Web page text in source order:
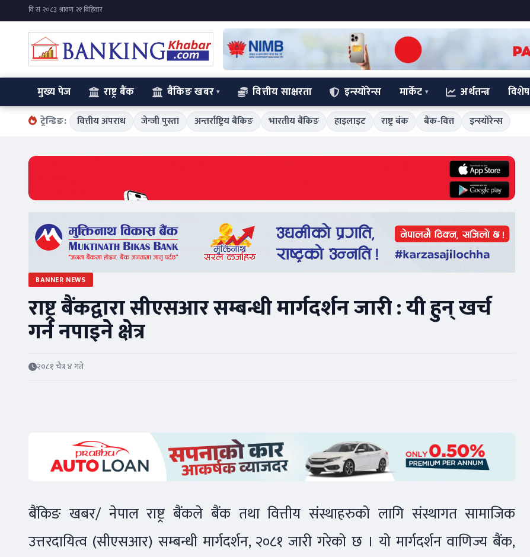
मुख्य पेज राष्ट्र बैंक बैंकिङ खबर वित्तीय साक्षरता इन्स्योरेन्स मार्केट अर्थतन्त्र विशेष
ट्रेन्डिङ: वित्तीय अपराध जेन्जी पुस्ता अन्तर्राष्ट्रिय बैंकिङ भारतीय बैंकिङ हाइलाइट राष्ट्र बंक बैंक-वित्त इन्स्योरेन्स
BANNER NEWS
राष्ट्र बैंकद्वारा सीएसआर सम्बन्धी मार्गदर्शन जारी : यी हुन् खर्च
गर्न नपाइने क्षेत्र
२०८१ चैत्र ४ गते
बैंकिङ खबर/ नेपाल राष्ट्र बैंकले बैंक तथा वित्तीय संस्थाहरुको लागि संस्थागत सामाजिक
उत्तरदायित्व (सीएसआर) सम्बन्धी मार्गदर्शन, २०८१ जारी गरेको छ । यो मार्गदर्शन वाणिज्य बैंक,